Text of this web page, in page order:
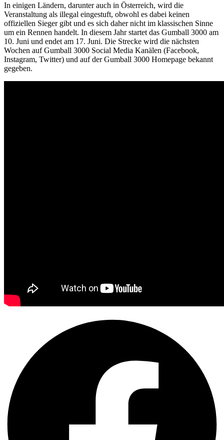
In einigen Ländern, darunter auch in Österreich, wird die
Veranstaltung als illegal eingestuft, obwohl es dabei keinen
offiziellen Sieger gibt und es sich daher nicht im klassischen Sinne
um ein Rennen handelt. In diesem Jahr startet das Gumball 3000 am
10. Juni und endet am 17. Juni. Die Strecke wird die nächsten
Wochen auf Gumball 3000 Social Media Kanälen (Facebook,
Instagram, Twitter) und auf der Gumball 3000 Homepage bekannt
gegeben.